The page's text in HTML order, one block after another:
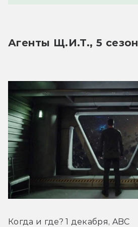
Агенты Щ.И.Т., 5 сезон
Когда и где? 1 декабря, ABC